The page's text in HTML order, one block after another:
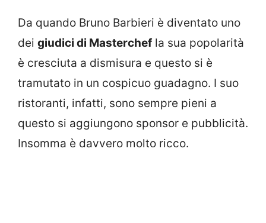
Da quando Bruno Barbieri è diventato uno
dei giudici di Masterchef la sua popolarità
è cresciuta a dismisura e questo si è
tramutato in un cospicuo guadagno. I suo
ristoranti, infatti, sono sempre pieni a
questo si aggiungono sponsor e pubblicità.
Insomma è davvero molto ricco.